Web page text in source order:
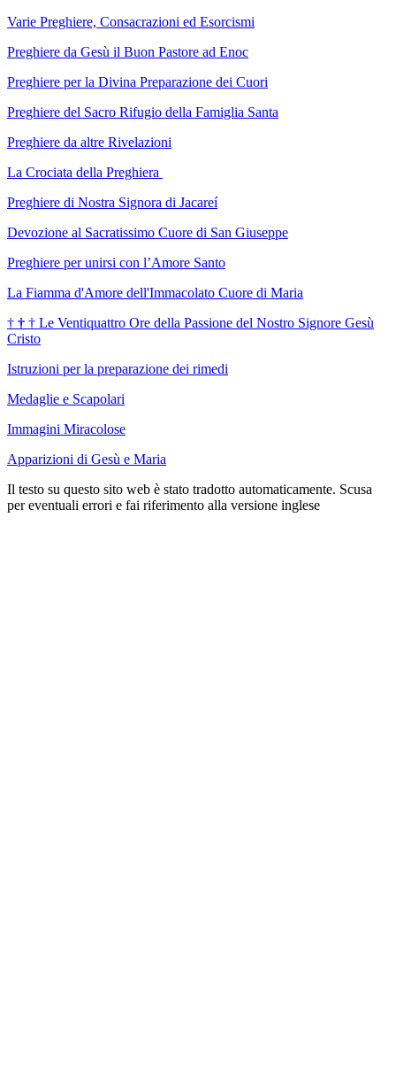
Varie Preghiere, Consacrazioni ed Esorcismi
Preghiere da Gesù il Buon Pastore ad Enoc
Preghiere per la Divina Preparazione dei Cuori
Preghiere del Sacro Rifugio della Famiglia Santa
Preghiere da altre Rivelazioni
La Crociata della Preghiera
Preghiere di Nostra Signora di Jacareí
Devozione al Sacratissimo Cuore di San Giuseppe
Preghiere per unirsi con l’Amore Santo
La Fiamma d'Amore dell'Immacolato Cuore di Maria
† † † Le Ventiquattro Ore della Passione del Nostro Signore Gesù
Cristo
Istruzioni per la preparazione dei rimedi
Medaglie e Scapolari
Immagini Miracolose
Apparizioni di Gesù e Maria
Il testo su questo sito web è stato tradotto automaticamente. Scusa
per eventuali errori e fai riferimento alla versione inglese